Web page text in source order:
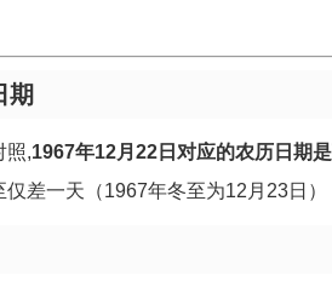
期
照,1967年12月22日对应的农历日期
差一天（1967年冬至为12月23日）